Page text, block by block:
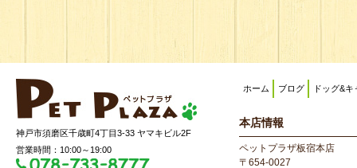
神戸市須磨区千歳町4丁目3-33 ヤマキビル2F
営業時間：10:00～19:00
ホーム ブログ ドッグ&キ
本店情報
ペットプラザ板宿本店
〒654-0027